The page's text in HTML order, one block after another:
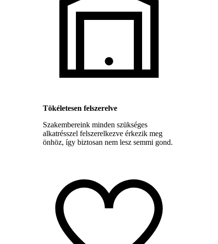
Tökéletesen felszerelve
Szakembereink minden szükséges
alkatrésszel felszerelkezve érkezik meg
önhöz, így biztosan nem lesz semmi gond.